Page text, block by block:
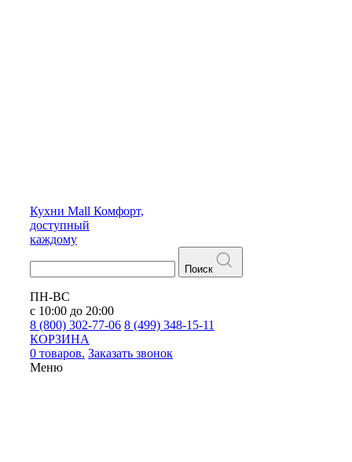
Кухни Mall Комфорт,
доступный
каждому
Поиск
ПН-ВС
с 10:00 до 20:00
8 (800) 302-77-06 8 (499) 348-15-11
КОРЗИНА
0 товаров. Заказать звонок
Меню